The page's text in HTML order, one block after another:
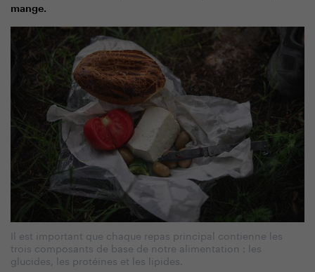
mange.
Il est important que chaque repas principal contienne les
trois composants de base de notre alimentation : les
glucides, les protéines et les lipides.